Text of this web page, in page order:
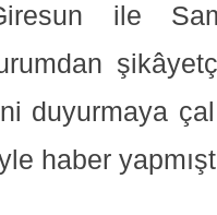
ile
duyurmaya
haber